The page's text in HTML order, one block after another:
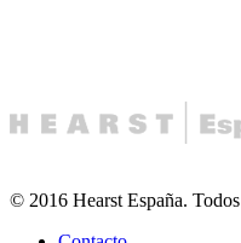
© 2016 Hearst España.